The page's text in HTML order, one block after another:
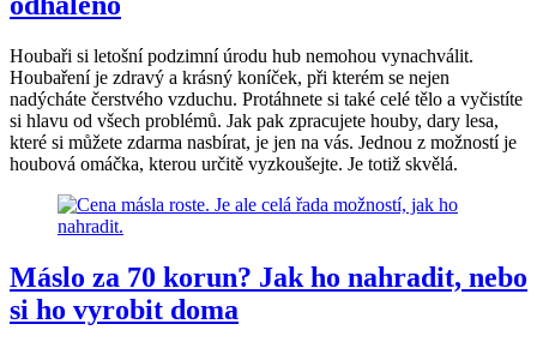
Houbaři si letošní podzimní úrodu hub nemohou vynachválit.
Houbaření je zdravý a krásný koníček, při kterém se nejen
nadýcháte čerstvého vzduchu. Protáhnete si také celé tělo a vyčistíte
si hlavu od všech problémů. Jak pak zpracujete houby, dary lesa,
které si můžete zdarma nasbírat, je jen na vás. Jednou z možností je
houbová omáčka, kterou určitě vyzkoušejte. Je totiž skvělá.
Máslo za 70 korun? Jak ho nahradit, nebo
si ho vyrobit doma